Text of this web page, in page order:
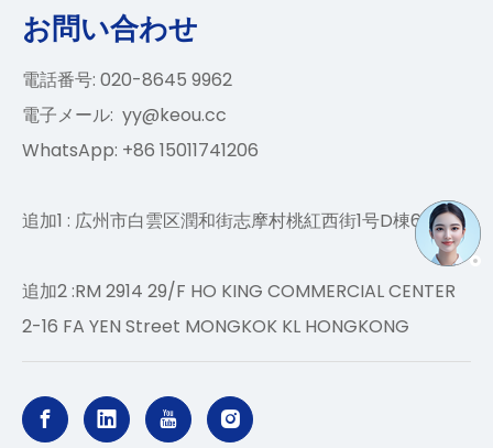
お問い合わせ
電話番号: 020-8645 9962
電子メール: yy@keou.cc
WhatsApp: +86 15011741206
追加1 : 広州市白雲区潤和街志摩村桃紅西街1号D棟6階
追加2 :RM 2914 29/F HO KING COMMERCIAL CENTER
2-16 FA YEN Street MONGKOK KL HONGKONG